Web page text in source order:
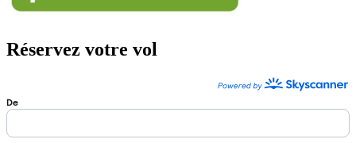
Réservez votre vol